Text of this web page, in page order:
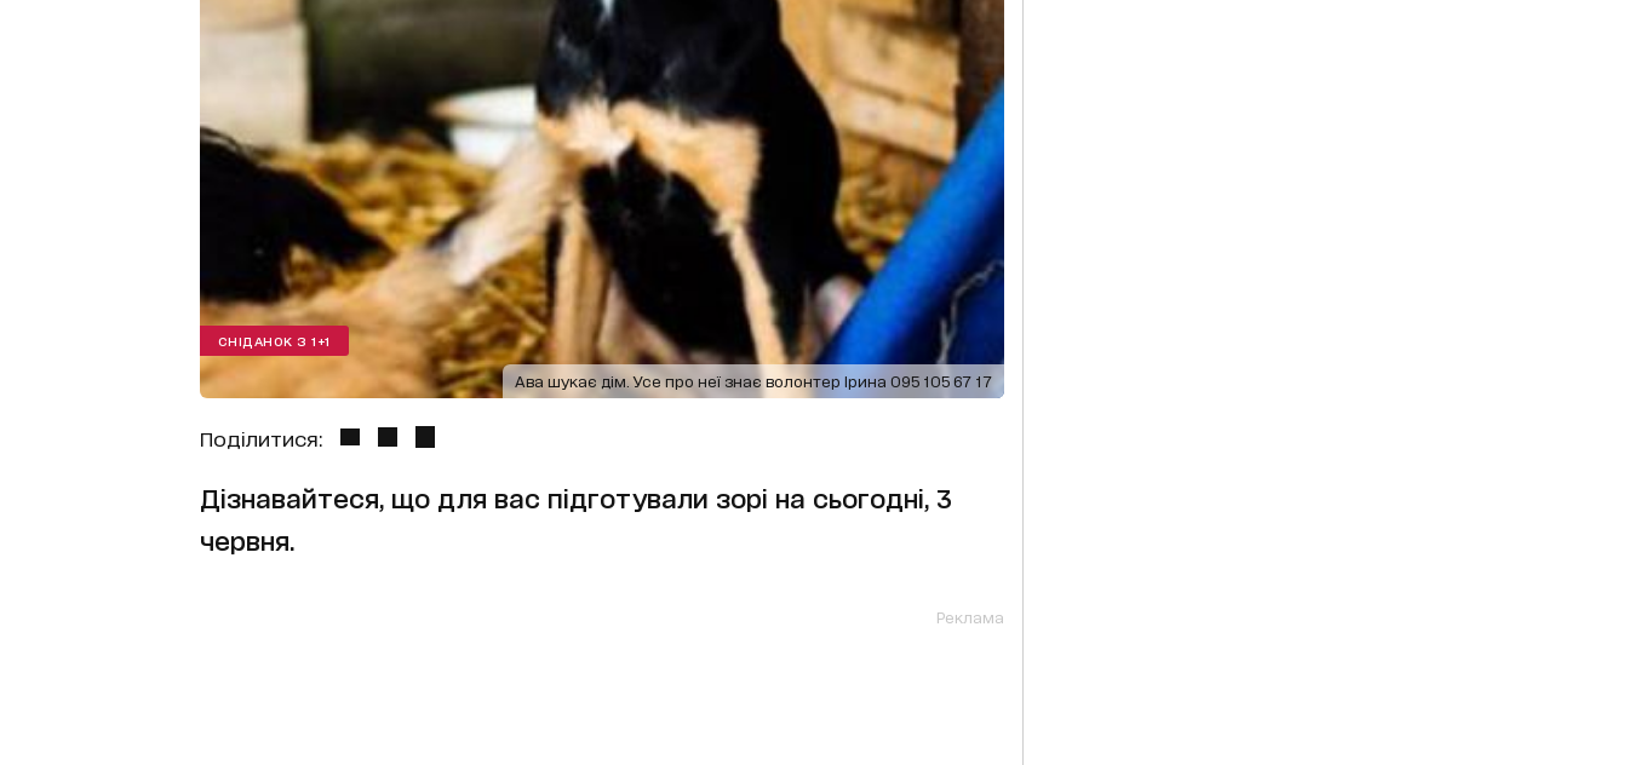
Ава шукає дім. Усе про неї знає волонтер Ірина 095 105 67 17
СНІДАНОК З 1+1
Поділитися:
Дізнавайтеся, що для вас підготували зорі на сьогодні, 3
червня.
Реклама